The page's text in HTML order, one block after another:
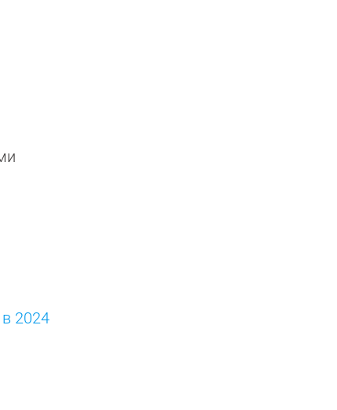
2024